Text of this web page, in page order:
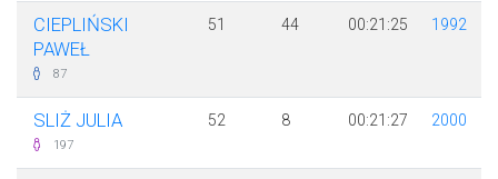
CIEPLIŃSKI
PAWEŁ
87
51 44 00:21:25 1992
SLIŻ JULIA
197
52 8 00:21:27 2000